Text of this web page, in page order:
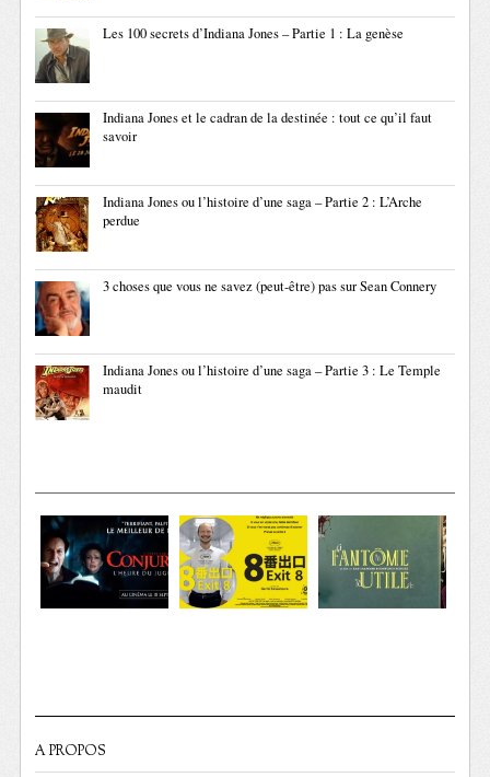
Les 100 secrets d’Indiana Jones – Partie 1 : La genèse
Indiana Jones et le cadran de la destinée : tout ce qu’il faut
savoir
Indiana Jones ou l’histoire d’une saga – Partie 2 : L’Arche
perdue
3 choses que vous ne savez (peut-être) pas sur Sean Connery
Indiana Jones ou l’histoire d’une saga – Partie 3 : Le Temple
maudit
A PROPOS